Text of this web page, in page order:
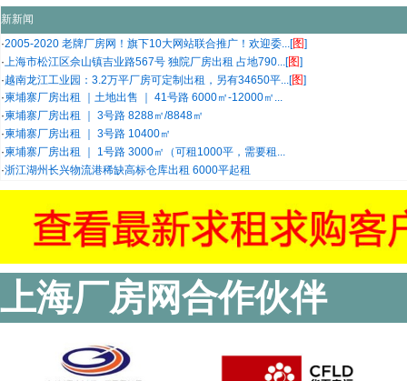
新新闻
·2005-2020 老牌厂房网！旗下10大网站联合推广！欢迎委...[图]
·上海市松江区佘山镇吉业路567号 独院厂房出租 占地790...[图]
·越南龙江工业园：3.2万平厂房可定制出租，另有34650平...[图]
·柬埔寨厂房出租 ｜土地出售 ｜ 41号路 6000㎡-12000㎡...
·柬埔寨厂房出租 ｜ 3号路 8288㎡/8848㎡
·柬埔寨厂房出租 ｜ 3号路 10400㎡
·柬埔寨厂房出租 ｜ 1号路 3000㎡（可租1000平，需要租...
·浙江湖州长兴物流港稀缺高标仓库出租 6000平起租
上海厂房网合作伙伴